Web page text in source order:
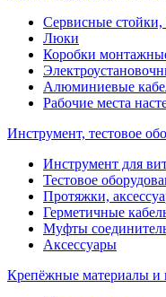
Сервисные
Люки
Коробки
Алюминиевые
Рабочие места
Инструмент, тестовое
Инструмент для
Тестовое
Протяжки,
Герметичные
Муфты
Аксессуары
Крепёжные материалы и